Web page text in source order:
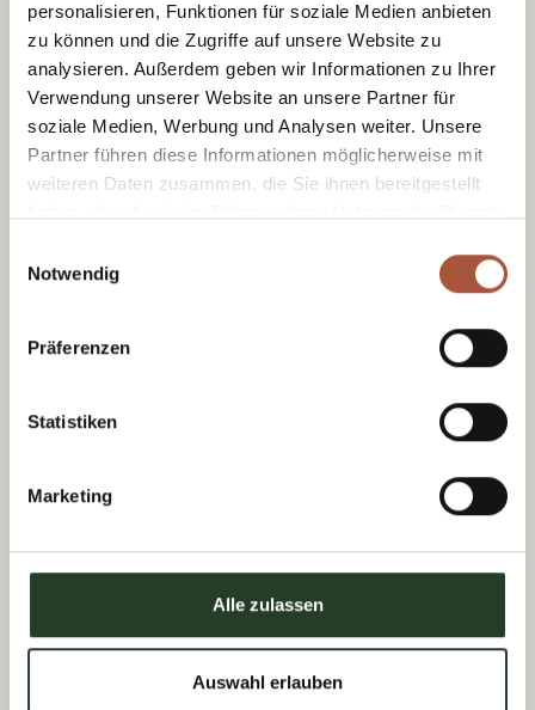
personalisieren, Funktionen für soziale Medien anbieten
zu können und die Zugriffe auf unsere Website zu
analysieren. Außerdem geben wir Informationen zu Ihrer
Verwendung unserer Website an unsere Partner für
soziale Medien, Werbung und Analysen weiter. Unsere
Partner führen diese Informationen möglicherweise mit
weiteren Daten zusammen, die Sie ihnen bereitgestellt
Notwendig
Präferenzen
Statistiken
Marketing
Alle zulassen
Auswahl erlauben
Tourist Office Viehhofen
Receive moments of happiness with
our newsletter